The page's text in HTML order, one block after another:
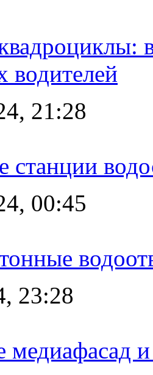
водителей
21:28
станции
00:45
23:28
медиафасад